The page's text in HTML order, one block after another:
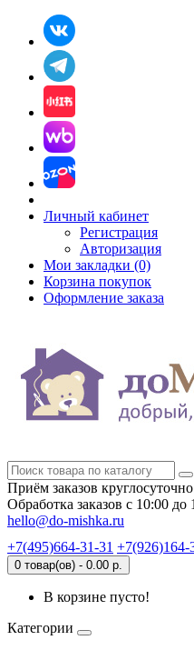
Личный кабинет
Регистрация
Авторизация
Мои закладки (0)
Корзина покупок
Оформление заказа
Приём заказов
Обработка заказов с 10:00
hello@do-mishka.ru
+7(495)664-31-31 +7(926)164-
0 товар(ов) - 0.00 р.
В корзине пусто!
Категории